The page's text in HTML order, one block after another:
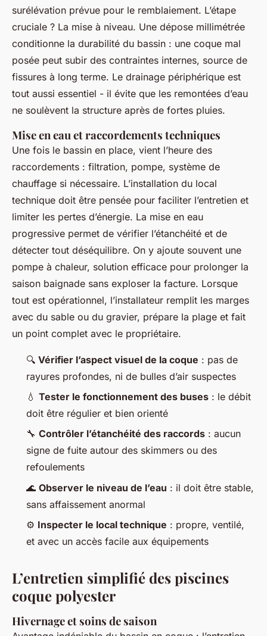
surélévation prévue pour le remblaiement. L’étape
cruciale ? La mise à niveau. Une dépose millimétrée
conditionne la durabilité du bassin : une coque mal
posée peut subir des contraintes internes, source de
fissures à long terme. Le drainage périphérique est
tout aussi essentiel - il évite que les remontées d’eau
ne soulèvent la structure après de fortes pluies.
Mise en eau et raccordements techniques
Une fois le bassin en place, vient l’heure des
raccordements : filtration, pompe, système de
chauffage si nécessaire. L’installation du local
technique doit être pensée pour faciliter l’entretien et
limiter les pertes d’énergie. La mise en eau
progressive permet de vérifier l’étanchéité et de
détecter tout déséquilibre. On y ajoute souvent une
pompe à chaleur, solution efficace pour prolonger la
saison baignade sans exploser la facture. Lorsque
tout est opérationnel, l’installateur remplit les marges
avec du sable ou du gravier, prépare la plage et fait
un point complet avec le propriétaire.
🔍 Vérifier l’aspect visuel de la coque : pas de
rayures profondes, ni de bulles d’air suspectes
💧 Tester le fonctionnement des buses : le débit
doit être régulier et bien orienté
🔧 Contrôler l’étanchéité des raccords : aucun
signe de fuite autour des skimmers ou des
refoulements
🌊 Observer le niveau de l’eau : il doit être stable,
sans affaissement anormal
⚙️ Inspecter le local technique : propre, ventilé,
et avec un accès facile aux équipements
L’entretien simplifié des piscines
coque polyester
Hivernage et soins de saison